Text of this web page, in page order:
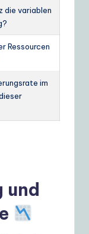
die variablen
Ressourcen
im
und